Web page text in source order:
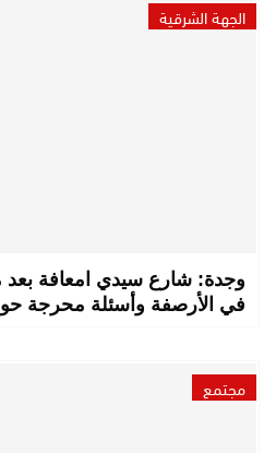
الجهة الشرقية
وجدة: شارع سيدي امعافة بعد
في الأرصفة وأسئلة محرجة
مجتمع